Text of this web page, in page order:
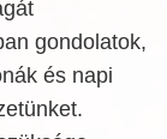
gondolatok,
és napi